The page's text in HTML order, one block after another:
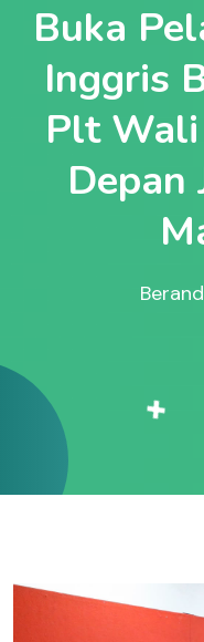
Buka
Inggris
Plt
Depan